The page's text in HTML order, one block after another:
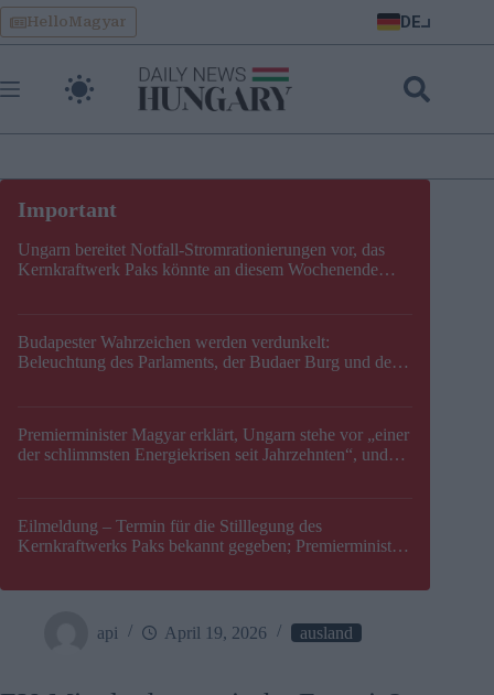
Skip
to
content
HelloMagyar DE
Ungarn bereitet Notfall-Stromrationierungen vor, das
Kernkraftwerk Paks könnte an diesem Wochenende
Budapester Wahrzeichen werden verdunkelt:
Beleuchtung des Parlaments, der Budaer Burg und der
Premierminister Magyar erklärt, Ungarn stehe vor „einer
der schlimmsten Energiekrisen seit Jahrzehnten“, und
Eilmeldung – Termin für die Stilllegung des
Kernkraftwerks Paks bekannt gegeben; Premierminister
api April 19, 2026 ausland